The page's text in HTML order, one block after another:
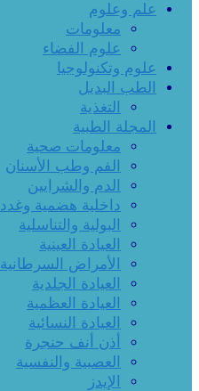
علم وعلوم
معلومات
علوم الفضاء
علوم وتكنولوجيا
الطب البديل
التغذية
المجلة الطبية
معلومات صحية
الفم وطب الأسنان
الدم والشرايين
داخلية هضمية وغدد
البولية والتناسلية
العيادة العينية
الأمراض السرطانية
العيادة الجلدية
العيادة العظمية
العيادة النسائية
أذن أنف حنجرة
العصبية والنفسية
الإيدز